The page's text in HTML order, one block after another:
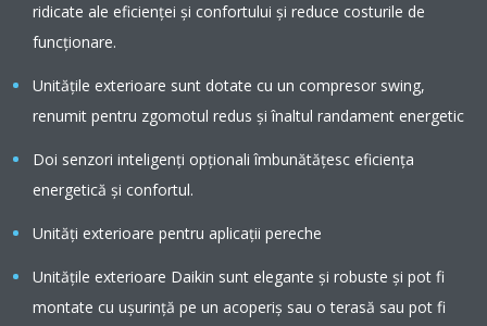
ridicate ale eficienței și confortului și reduce costurile de
funcționare.
Unităţile exterioare sunt dotate cu un compresor swing,
renumit pentru zgomotul redus şi înaltul randament energetic
Doi senzori inteligenţi opţionali îmbunătăţesc eficienţa
energetică şi confortul.
Unităţi exterioare pentru aplicaţii pereche
Unităţile exterioare Daikin sunt elegante şi robuste şi pot fi
montate cu uşurinţă pe un acoperiş sau o terasă sau pot fi